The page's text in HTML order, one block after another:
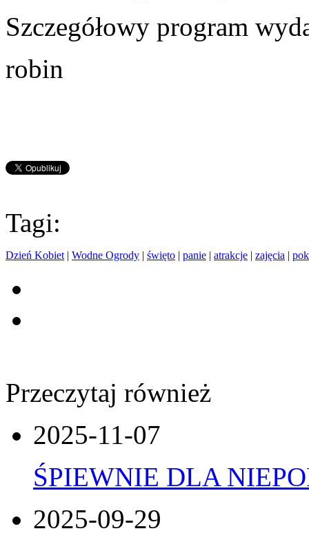
Szczegółowy program
robin
Tagi:
Dzień Kobiet | Wodne Ogrody | święto | panie | atrakcje | zajęcia |
Przeczytaj również
2025-11-07
ŚPIEWNIE DLA
2025-09-29